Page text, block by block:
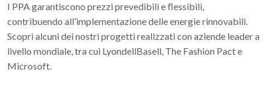
I PPA garantiscono prezzi prevedibili e flessibili,
contribuendo all’implementazione delle energie rinnovabili.
Scopri alcuni dei nostri progetti realizzati con aziende leader a
livello mondiale, tra cui LyondellBasell, The Fashion Pact e
Microsoft.